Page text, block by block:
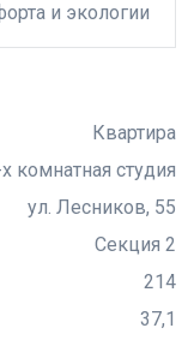
и экологии
Квартира
комнатная студия
ул. Лесников, 55
Секция 2
214
37,1